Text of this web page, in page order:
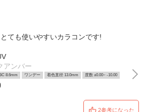
ても使いやすいカラコンです!
アンバー
BC 8.6mm ワンデー 着色直径 13.0mm 度数 ±0.00~ -10.00
2参考になった